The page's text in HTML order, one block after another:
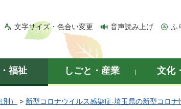
文字サイズ・色合い変更 音声読み上げ ふ
福祉 しごと・産業 文化
） > 新型コロナウイルス感染症-埼玉県の新型コロナ